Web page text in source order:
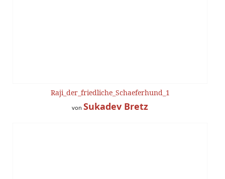
Raji_der_friedliche_Schaeferhund_1
von Sukadev Bretz